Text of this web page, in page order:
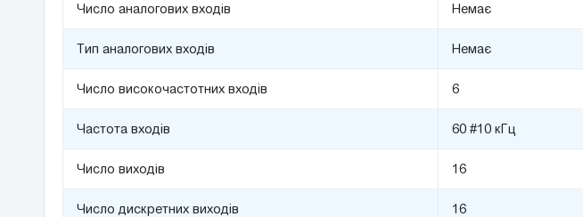
Число аналогових входів Немає
Тип аналогових входів Немає
Число високочастотних входів 6
Частота входів 60 #10 кГц
Число виходів 16
Число дискретних виходів 16